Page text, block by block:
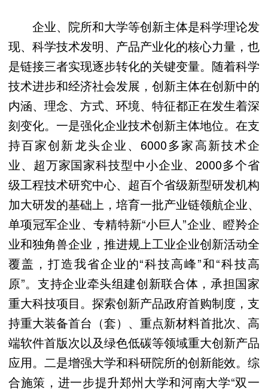
企业、院所和大学等创新主体是科学理论发
现、科学技术发明、产品产业化的核心力量，也
是链接三者实现逐步转化的关键变量。随着科学
技术进步和经济社会发展，创新主体在创新中的
内涵、理念、方式、环境、特征都正在发生着深
刻变化。一是强化企业技术创新主体地位。在支
持百家创新龙头企业、6000多家高新技术企
业、超万家国家科技型中小企业、2000多个省
级工程技术研究中心、超百个省级新型研发机构
加大研发的基础上，培育一批产业链领航企业、
单项冠军企业、专精特新“小巨人”企业、瞪羚企
业和独角兽企业，推进规上工业企业创新活动全
覆盖，打造我省企业的“科技高峰”和“科技高
原”。支持企业牵头组建创新联合体，承担国家
重大科技项目。探索创新产品政府首购制度，支
持重大装备首台（套）、重点新材料首批次、高
端软件首版次以及绿色低碳等领域重大创新产品
应用。二是增强大学和科研院所的创新能效。综
合施策，进一步提升郑州大学和河南大学“双一